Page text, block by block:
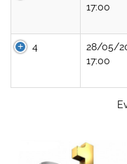
17:00
4
28/05/
17:00